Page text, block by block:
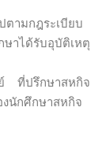
ตามกฎระเบียบ
าได้รับอุบัติเหตุ
ย์ ที่ปรึกษาสหกิจ
นักศึกษาสหกิจ